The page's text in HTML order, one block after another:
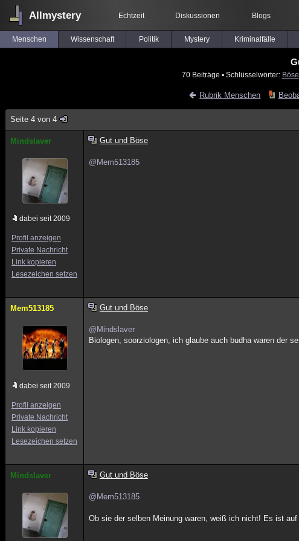
Allmystery Echtzeit Diskussionen Blogs
Menschen Wissenschaft Politik Mystery Kriminalfälle
70 Beiträge ▪ Schlüsselwörter: Böse
Rubrik Menschen
Seite 4 von 4
Mindslaver
dabei seit 2009
Profil anzeigen
Private Nachricht
Link kopieren
Lesezeichen setzen
Gut und Böse
@Mem513185
Mem513185
dabei seit 2009
Profil anzeigen
Private Nachricht
Link kopieren
Lesezeichen setzen
Gut und Böse
@Mindslaver
Biologen, soorziologen, ich glaube auch budha waren der
Mindslaver Gut und Böse
@Mem513185
Ob sie der selben Meinung waren, weiß ich nicht! Es ist